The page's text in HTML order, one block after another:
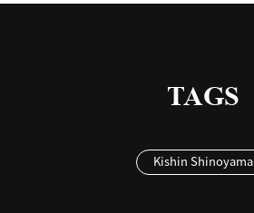
TAGS
Kishin Shinoyama